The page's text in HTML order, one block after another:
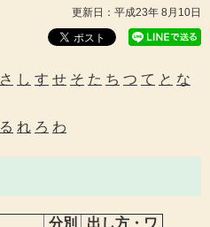
ン
メ
ュ
更新日：平成23年 8月10日
さ し す せ そ た ち つ て と な
る れ ろ わ
分別
出し方・ワ